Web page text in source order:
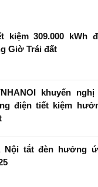
kiệm 309.000 kWh
Giờ Trái đất
khuyến
điện tiết kiệm
Nội tắt đèn hưởng